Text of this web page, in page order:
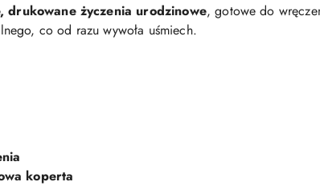
drukowane życzenia urodzinowe, gotowe do
co od razu wywoła uśmiech.
koperta